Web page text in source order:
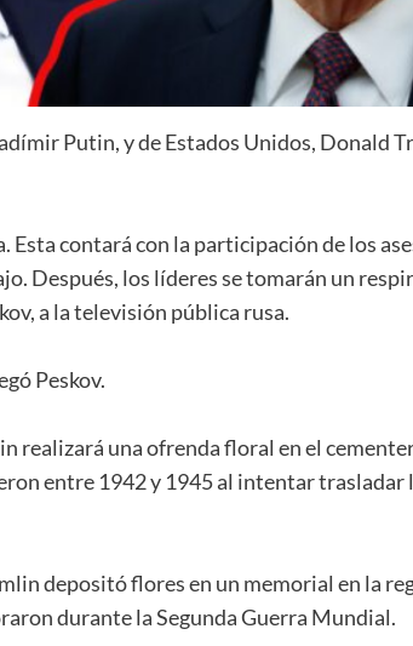
Putin, y de Estados Unidos, Donald
contará con la participación de los
Después, los líderes se tomarán un
a la televisión pública rusa.
Peskov.
realizará una ofrenda floral en el
entre 1942 y 1945 al intentar
depositó flores en un memorial en la
durante la Segunda Guerra Mundial.